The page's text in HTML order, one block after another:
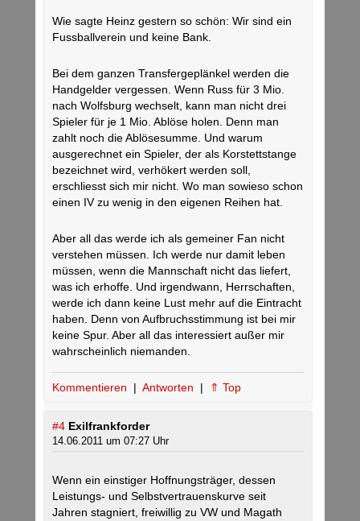
Wie sagte Heinz gestern so schön: Wir sind ein
Fussballverein und keine Bank.
Bei dem ganzen Transfergeplänkel werden die
Handgelder vergessen. Wenn Russ für 3 Mio.
nach Wolfsburg wechselt, kann man nicht drei
Spieler für je 1 Mio. Ablöse holen. Denn man
zahlt noch die Ablösesumme. Und warum
ausgerechnet ein Spieler, der als Korstettstange
bezeichnet wird, verhökert werden soll,
erschliesst sich mir nicht. Wo man sowieso schon
einen IV zu wenig in den eigenen Reihen hat.
Aber all das werde ich als gemeiner Fan nicht
verstehen müssen. Ich werde nur damit leben
müssen, wenn die Mannschaft nicht das liefert,
was ich erhoffe. Und irgendwann, Herrschaften,
werde ich dann keine Lust mehr auf die Eintracht
haben. Denn von Aufbruchsstimmung ist bei mir
keine Spur. Aber all das interessiert außer mir
wahrscheinlich niemanden.
Kommentieren | Antworten | ⇑ Top
#4 Exilfrankforder
14.06.2011 um 07:27 Uhr
Wenn ein einstiger Hoffnungsträger, dessen
Leistungs- und Selbstvertrauenskurve seit
Jahren stagniert, freiwillig zu VW und Magath